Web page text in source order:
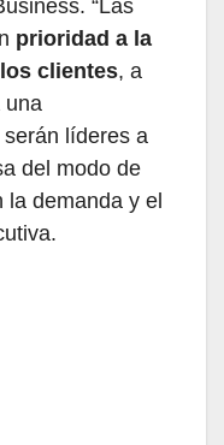
“Las
prioridad a la
clientes, a
una
líderes a
del modo de
demanda y el